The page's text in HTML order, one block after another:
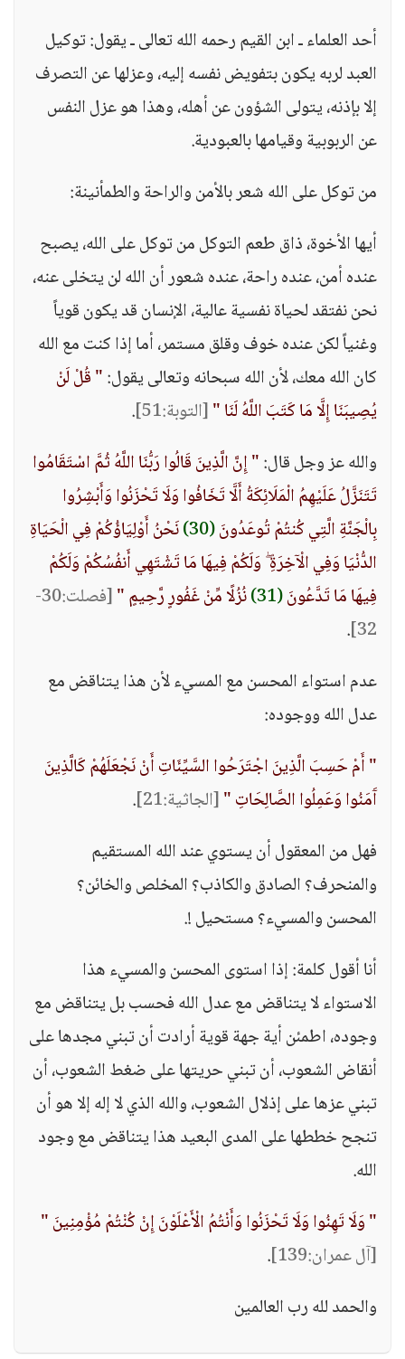
أحد العلماء ـ ابن القيم رحمه الله تعالى ـ يقول: توكيل
العبد لربه يكون بتفويض نفسه إليه، وعزلها عن التصرف
إلا بإذنه، يتولى الشؤون عن أهله، وهذا هو عزل النفس
عن الربوبية وقيامها بالعبودية.
من توكل على الله شعر بالأمن والراحة والطمأنينة:
أيها الأخوة، ذاق طعم التوكل من توكل على الله، يصبح
عنده أمن، عنده راحة، عنده شعور أن الله لن يتخلى عنه،
نحن نفتقد لحياة نفسية عالية، الإنسان قد يكون قوياً
وغنياً لكن عنده خوف وقلق مستمر، أما إذا كنت مع الله
كان الله معك، لأن الله سبحانه وتعالى يقول:" قُلْ لَنْ
يُصِيبَنَا إِلَّا مَا كَتَبَ اللَّهُ لَنَا "[التوبة:51]
.
والله عز وجل قال:" إِنَّ الَّذِينَ قَالُوا رَبُّنَا اللَّهُ ثُمَّ اسْتَقَامُوا
تَتَنَزَّلُ عَلَيْهِمُ الْمَلَائِكَةُ أَلَّا تَخَافُوا وَلَا تَحْزَنُوا وَأَبْشِرُوا
بِالْجَنَّةِ الَّتِي كُنتُمْ تُوعَدُونَ(30)
نَحْنُ أَوْلِيَاؤُكُمْ فِي الْحَيَاةِ
الدُّنْيَا وَفِي الْآخِرَةِ ۖ وَلَكُمْ فِيهَا مَا تَشْتَهِي أَنفُسُكُمْ وَلَكُمْ
فِيهَا مَا تَدَّعُونَ(31) نُزُلًا مِّنْ غَفُورٍ رَّحِيمٍ "
[فصلت:30-
32]
.
عدم استواء المحسن مع المسيء لأن هذا يتناقض مع
عدل الله ووجوده:
" أَمْ حَسِبَ الَّذِينَ اجْتَرَحُوا السَّيِّئَاتِ أَنْ نَجْعَلَهُمْ كَالَّذِينَ
آَمَنُوا وَعَمِلُوا الصَّالِحَاتِ "[الجاثية:21]
.
فهل من المعقول أن يستوي عند الله المستقيم
والمنحرف؟ الصادق والكاذب؟ المخلص والخائن؟
المحسن والمسيء؟ مستحيل !.
أنا أقول كلمة: إذا استوى المحسن والمسيء هذا
الاستواء لا يتناقض مع عدل الله فحسب بل يتناقض مع
وجوده، اطمئن أية جهة قوية أرادت أن تبني مجدها على
أنقاض الشعوب، أن تبني حريتها على ضغط الشعوب، أن
تبني عزها على إذلال الشعوب، والله الذي لا إله إلا هو أن
تنجح خططها على المدى البعيد هذا يتناقض مع وجود
الله.
" وَلَا تَهِنُوا وَلَا تَحْزَنُوا وَأَنْتُمُ الْأَعْلَوْنَ إِنْ كُنْتُمْ مُؤْمِنِينَ "
[آل عمران:139]
.
والحمد لله رب العالمين